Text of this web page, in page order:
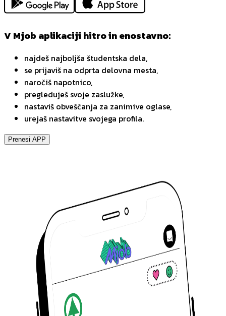
V Mjob aplikaciji hitro in enostavno:
najdeš najboljša študentska dela,
se prijaviš na odprta delovna mesta,
naročiš napotnico,
pregleduješ svoje zaslužke,
nastaviš obveščanja za zanimive oglase,
urejaš nastavitve svojega profila.
Prenesi APP